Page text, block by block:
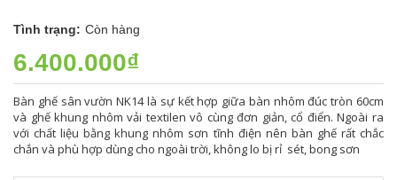
Tình trạng: Còn hàng
6.400.000₫
Bàn ghế sân vườn NK14 là sự kết hợp giữa bàn nhôm đúc tròn 60cm
và ghế khung nhôm vải textilen vô cùng đơn giản, cổ điển. Ngoài ra
với chất liệu bằng khung nhôm sơn tĩnh điện nên bàn ghế rất chắc
chắn và phù hợp dùng cho ngoài trời, không lo bị rỉ sét, bong sơn